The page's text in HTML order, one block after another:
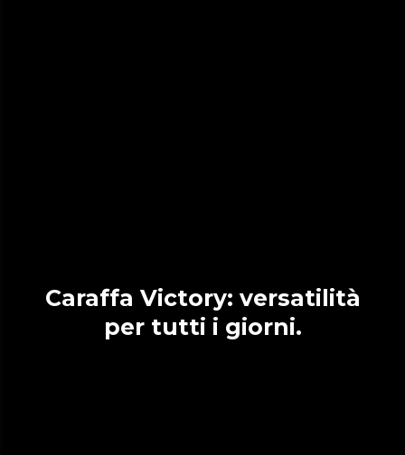
Caraffa Victory: versatilità
per tutti i giorni.